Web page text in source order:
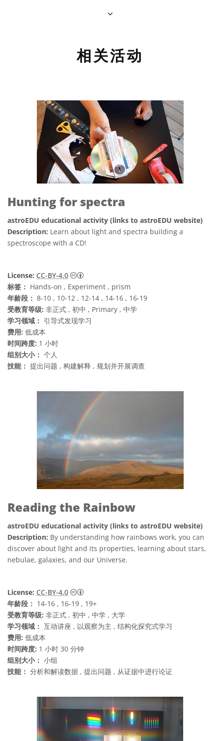
相关活动
Hunting for spectra
astroEDU educational activity (links to astroEDU website)
Description: Learn about light and spectra building a
spectroscope with a CD!
License: CC-BY-4.0
知识共享许可协议 署名 4.0 国际 (CC BY
标签： Hands-on , Experiment , prism
年龄段： 8-10 , 10-12 , 12-14 , 14-16 , 16-19
受教育等级: 非正式 , 初中 , Primary , 中学
学习领域： 引导式发现学习
费用: 低成本
时间跨度: 1 小时
组别大小： 个人
技能： 提出问题 , 构建解释 , 规划并开展调查
Reading the Rainbow
astroEDU educational activity (links to astroEDU website)
Description: By understanding how rainbows work, you can
discover about light and its properties, learning about stars,
nebulae, galaxies, and our Universe.
License: CC-BY-4.0
知识共享许可协议 署名 4.0 国际 (CC BY
年龄段： 14-16 , 16-19 , 19+
受教育等级: 非正式 , 初中 , 中学 , 大学
学习领域： 互动讲座 , 以观察为主 , 结构化探究式学习
费用: 低成本
时间跨度: 1 小时 30 分钟
组别大小： 小组
技能： 分析和解读数据 , 提出问题 , 从证据中进行论证